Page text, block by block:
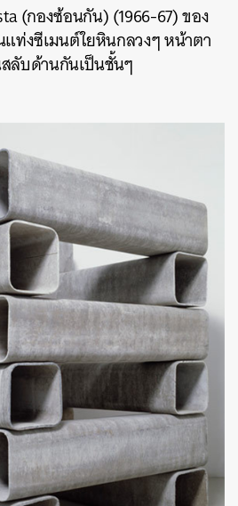
(กองซ้อนกัน) (1966-67) ของ
แท่งซีเมนต์ใยหินกลวงๆ หน้าตา
สลับด้านกันเป็นชั้นๆ